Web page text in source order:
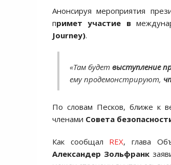
Анонсируя мероприятия
примет участие в
Journey).
«Там будет выступление
ему продемонстрируют,
По словам Песков, ближе к
членами Совета
Как сообщал REX, глава
Александер Зольфранк